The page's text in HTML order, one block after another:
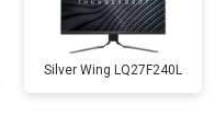
Silver Wing LQ27F240L